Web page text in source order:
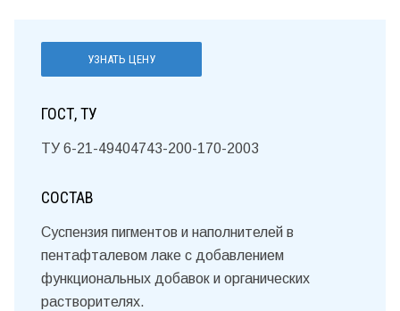
УЗНАТЬ ЦЕНУ
ГОСТ, ТУ
ТУ 6-21-49404743-200-170-2003
СОСТАВ
Суспензия пигментов и наполнителей в
пентафталевом лаке с добавлением
функциональных добавок и органических
растворителях.